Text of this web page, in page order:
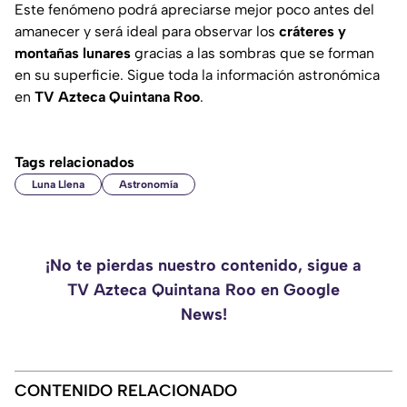
Este fenómeno podrá apreciarse mejor poco antes del
amanecer y será ideal para observar los cráteres y
montañas lunares gracias a las sombras que se forman
en su superficie. Sigue toda la información astronómica
en TV Azteca Quintana Roo.
Tags relacionados
Luna Llena Astronomía
¡No te pierdas nuestro contenido, sigue a
TV Azteca Quintana Roo en Google
News!
CONTENIDO RELACIONADO